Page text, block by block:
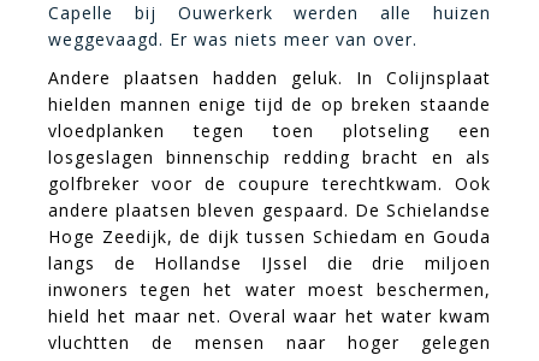
Capelle bij Ouwerkerk werden alle huizen
weggevaagd. Er was niets meer van over.
Andere plaatsen hadden geluk. In Colijnsplaat
hielden mannen enige tijd de op breken staande
vloedplanken tegen toen plotseling een
losgeslagen binnenschip redding bracht en als
golfbreker voor de coupure terechtkwam. Ook
andere plaatsen bleven gespaard. De Schielandse
Hoge Zeedijk, de dijk tussen Schiedam en Gouda
langs de Hollandse IJssel die drie miljoen
inwoners tegen het water moest beschermen,
hield het maar net. Overal waar het water kwam
vluchtten de mensen naar hoger gelegen